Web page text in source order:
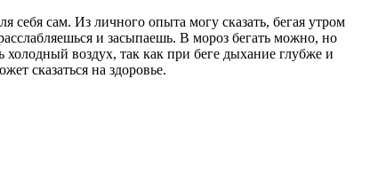
себя сам. Из личного опыта могу сказать, бегая утром
и засыпаешь. В мороз бегать можно, но
воздух, так как при беге дыхание глубже и
сказаться на здоровье.